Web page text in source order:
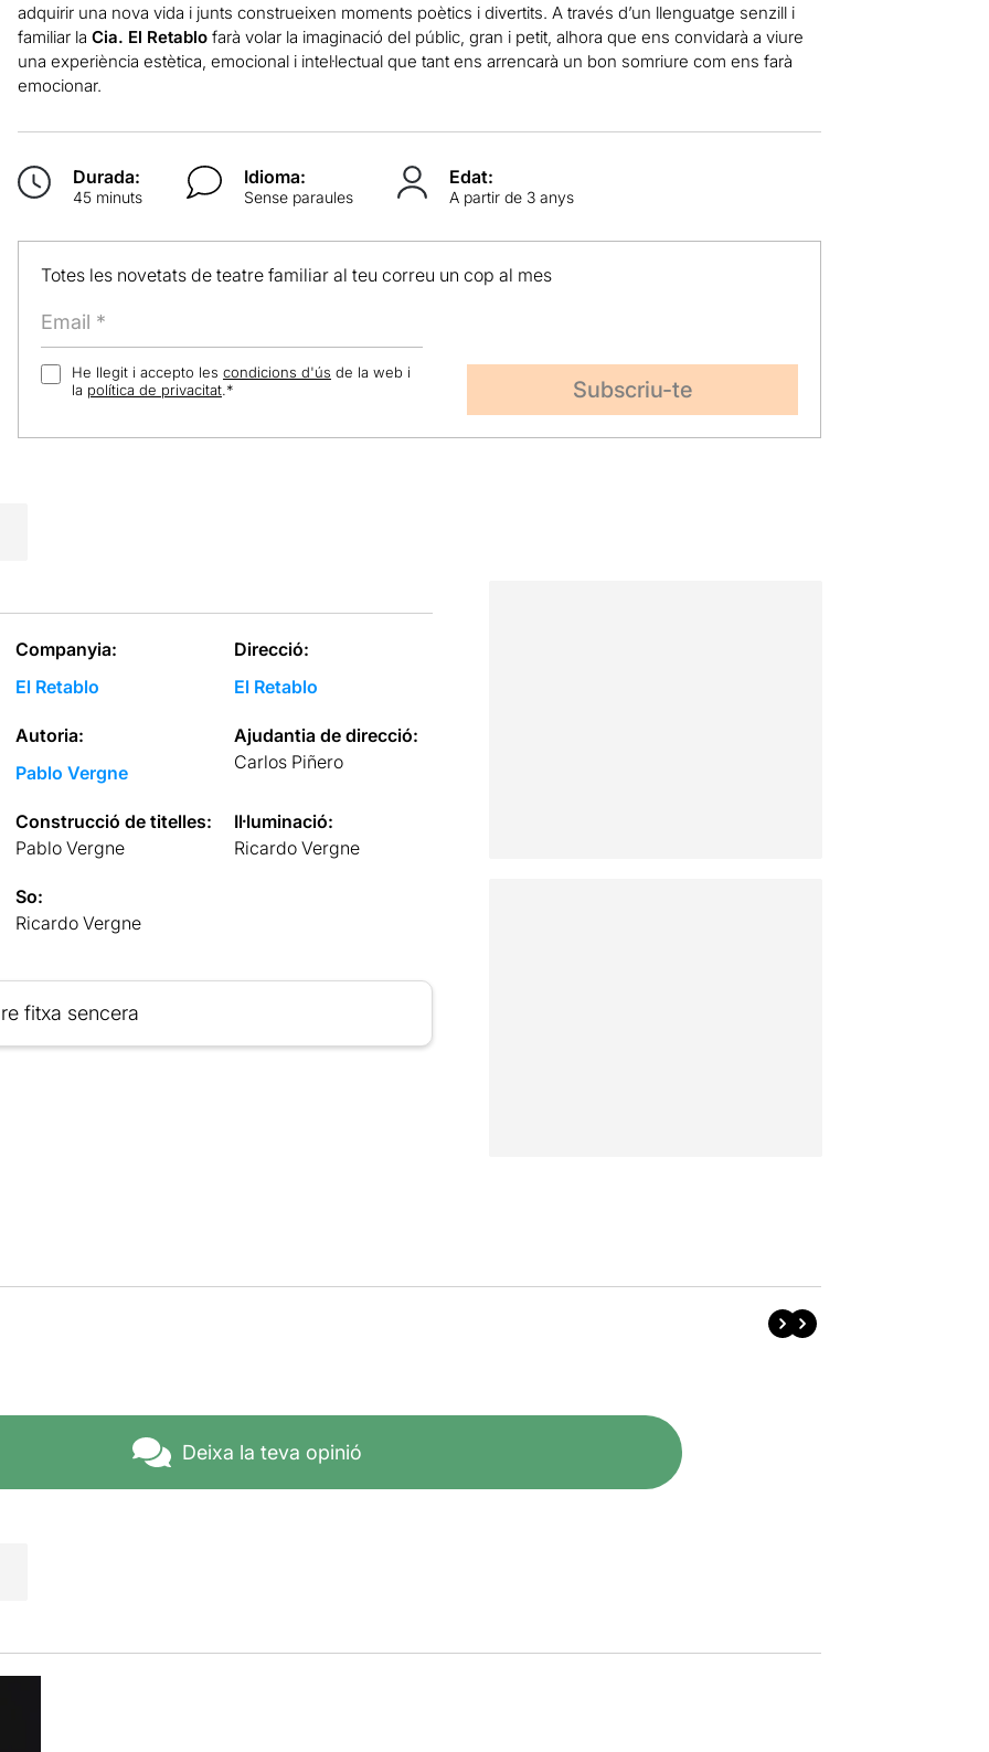
adquirir una nova vida i junts construeixen moments poètics i divertits. A través d’un llenguatge senzill i
familiar la Cia. El Retablofarà volar la imaginació del públic, gran i petit, alhora que ens convidarà a viure
una experiència estètica, emocional i intel·lectual que tant ens arrencarà un bon somriure com ens farà
emocionar.
Durada:
45 minuts
Idioma:
Sense paraules
Edat:
A partir de 3 anys
Totes les novetats de teatre familiar al teu correu un cop al mes
He llegit i accepto les condicions d'ús de la web i
la política de privacitat.*
Companyia:
El Retablo
Direcció:
El Retablo
Autoria:
Pablo Vergne
Ajudantia de direcció:
Carlos Piñero
Construcció de titelles:
Pablo Vergne
Il·luminació:
Ricardo Vergne
So:
Ricardo Vergne
fitxa sencera
Deixa la teva opinió